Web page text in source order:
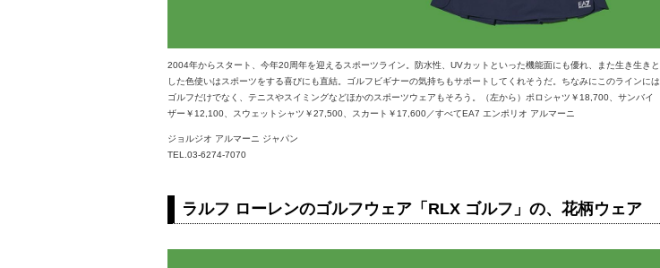
2004年からスタート、今年20周年を迎えるスポーツライン。防水性、UVカットといった機能面にも優れ、また生き生きと
した色使いはスポーツをする喜びにも直結。ゴルフビギナーの気持ちもサポートしてくれそうだ。ちなみにこのラインには
ゴルフだけでなく、テニスやスイミングなどほかのスポーツウェアもそろう。（左から）ポロシャツ￥18,700、サンバイ
ザー￥12,100、スウェットシャツ￥27,500、スカート￥17,600／すべてEA7 エンポリオ アルマーニ
ジョルジオ アルマーニ ジャパン
TEL.03-6274-7070
ラルフ ローレンのゴルフウェア「RLX ゴルフ」の、花柄ウェア